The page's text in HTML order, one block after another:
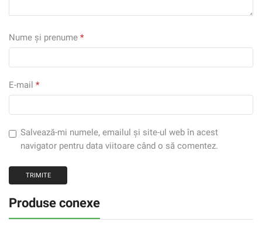
Nume și prenume *
E-mail *
Salvează-mi numele, emailul și site-ul web în acest
navigator pentru data viitoare când o să comentez.
Produse conexe